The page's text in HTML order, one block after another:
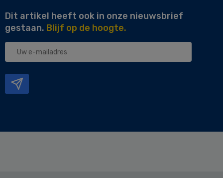
Dit artikel heeft ook in onze nieuwsbrief
gestaan. Blijf op de hoogte.
Uw